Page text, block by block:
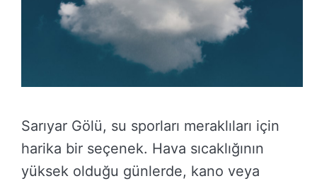
Sarıyar Gölü, su sporları meraklıları için
harika bir seçenek. Hava sıcaklığının
yüksek olduğu günlerde, kano veya